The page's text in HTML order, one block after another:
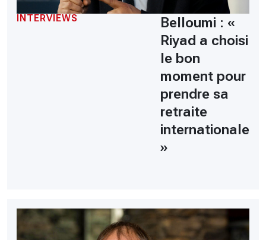
INTERVIEWS
Belloumi : «
Riyad a choisi
le bon
moment pour
prendre sa
retraite
internationale
»